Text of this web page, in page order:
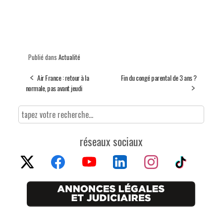
Publié dans Actualité
Air France : retour à la
normale, pas avant jeudi
Fin du congé parental de 3 ans ?
réseaux sociaux